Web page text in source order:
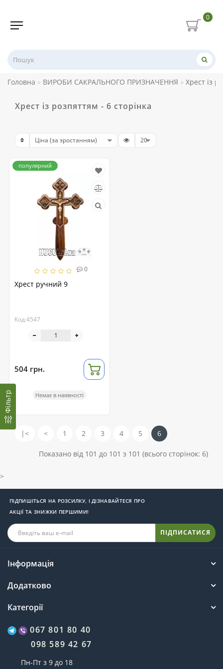
0
Головна ВИРОБИ САКРАЛЬНОГО ПРИЗНАЧЕННЯ Хрест із
Фільтр
Хрест із розпяттям - 6 сторінка
0
Хрест ручний 9
Код:4547
популярний
504 грн.
Немає в наявності
|< < 1 2 3 4 5 6
Показано від 101 до 101 з 101 (всього сторінок: 6)
>
ПІДПИШІТЬСЯ НА РОЗСИЛКУ, І ДІЗНАВАЙТЕСЯ ПРО
АКЦІЇ ТА ЗНИЖКИ ПЕРШИМИ!
ПІДПИСАТИСЯ
Інформація
Додатково
Категорії
067 801 80 40
098 589 42 67
Пн-Пт з 9 до 18